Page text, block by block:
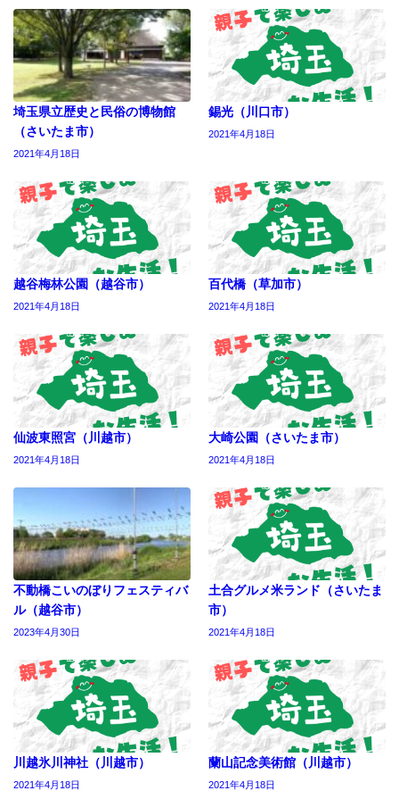
埼玉県立歴史と民俗の博物館
（さいたま市）
2021年4月18日
錫光（川口市）
2021年4月18日
越谷梅林公園（越谷市）
2021年4月18日
百代橋（草加市）
2021年4月18日
仙波東照宮（川越市）
2021年4月18日
大崎公園（さいたま市）
2021年4月18日
不動橋こいのぼりフェスティバ
ル（越谷市）
2023年4月30日
土合グルメ米ランド（さいたま
市）
2021年4月18日
川越氷川神社（川越市）
2021年4月18日
蘭山記念美術館（川越市）
2021年4月18日